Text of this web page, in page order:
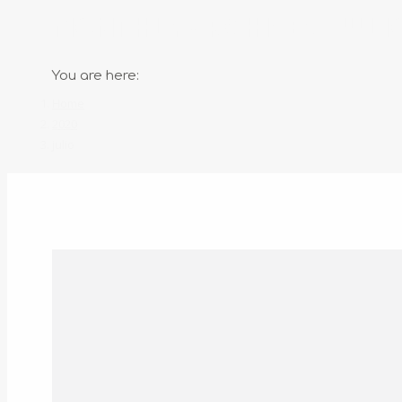
You are here: